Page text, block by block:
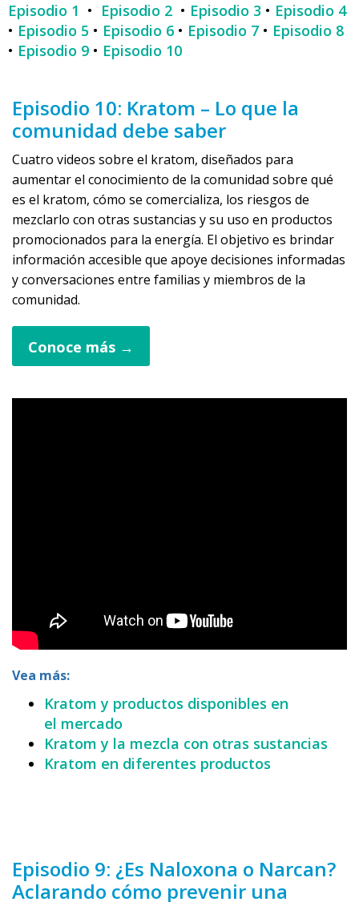
Episodio 1 • Episodio 2 • Episodio 3 • Episodio 4
• Episodio 5 • Episodio 6 • Episodio 7 • Episodio 8
• Episodio 9 • Episodio 10
Episodio 10: Kratom – Lo que la
comunidad debe saber
Cuatro videos sobre el kratom, diseñados para
aumentar el conocimiento de la comunidad sobre qué
es el kratom, cómo se comercializa, los riesgos de
mezclarlo con otras sustancias y su uso en productos
promocionados para la energía. El objetivo es brindar
información accesible que apoye decisiones informadas
y conversaciones entre familias y miembros de la
comunidad.
Conoce más →
Vea más:
Kratom y productos disponibles en
el mercado
Kratom y la mezcla con otras sustancias
Kratom en diferentes productos
Episodio 9: ¿Es Naloxona o Narcan?
Aclarando cómo prevenir una